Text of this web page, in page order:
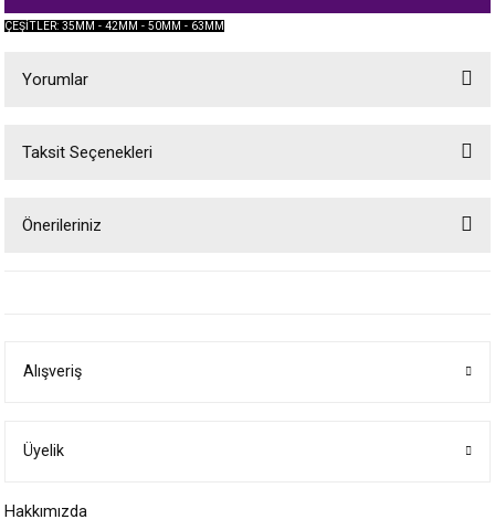
ÇEŞİTLER: 35MM - 42MM - 50MM - 63MM
Yorumlar
Taksit Seçenekleri
Önerileriniz
Ürün bilgilerinde hatalar bulunuyor.
Bu ürüne benzer farklı alternatifler olmalı.
Alışveriş
Üyelik
Hakkımızda